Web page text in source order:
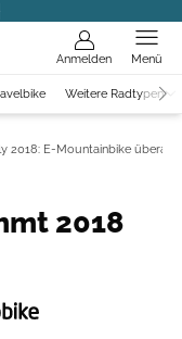
Anmelden Menü
Weitere Radtypen
2018: E-Mountainbike
2018